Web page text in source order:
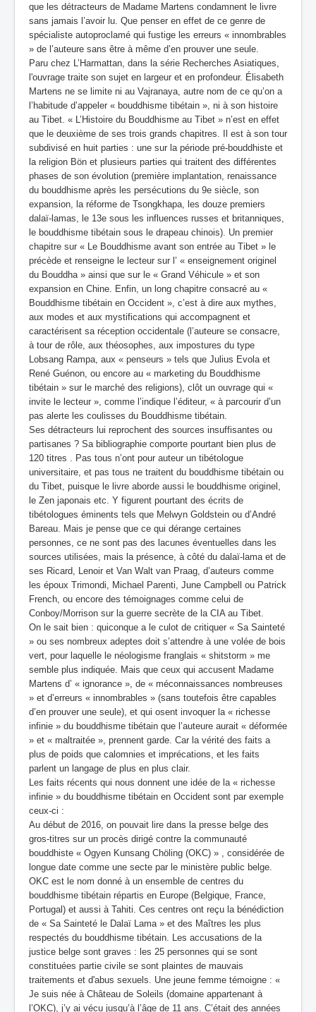
que les détracteurs de Madame Martens condamnent le livre
sans jamais l’avoir lu. Que penser en effet de ce genre de
spécialiste autoproclamé qui fustige les erreurs « innombrables
» de l’auteure sans être à même d’en prouver une seule.
Paru chez L’Harmattan, dans la série Recherches Asiatiques,
l'ouvrage traite son sujet en largeur et en profondeur. Élisabeth
Martens ne se limite ni au Vajranaya, autre nom de ce qu’on a
l’habitude d’appeler « bouddhisme tibétain », ni à son histoire
au Tibet. « L’Histoire du Bouddhisme au Tibet » n’est en effet
que le deuxième de ses trois grands chapitres. Il est à son tour
subdivisé en huit parties : une sur la période pré-bouddhiste et
la religion Bön et plusieurs parties qui traitent des différentes
phases de son évolution (première implantation, renaissance
du bouddhisme après les persécutions du 9e siècle, son
expansion, la réforme de Tsongkhapa, les douze premiers
dalaï-lamas, le 13e sous les influences russes et britanniques,
le bouddhisme tibétain sous le drapeau chinois). Un premier
chapitre sur « Le Bouddhisme avant son entrée au Tibet » le
précède et renseigne le lecteur sur l’ « enseignement originel
du Bouddha » ainsi que sur le « Grand Véhicule » et son
expansion en Chine. Enfin, un long chapitre consacré au «
Bouddhisme tibétain en Occident », c’est à dire aux mythes,
aux modes et aux mystifications qui accompagnent et
caractérisent sa réception occidentale (l’auteure se consacre,
à tour de rôle, aux théosophes, aux impostures du type
Lobsang Rampa, aux « penseurs » tels que Julius Evola et
René Guénon, ou encore au « marketing du Bouddhisme
tibétain » sur le marché des religions), clôt un ouvrage qui «
invite le lecteur », comme l’indique l’éditeur, « à parcourir d’un
pas alerte les coulisses du Bouddhisme tibétain.
Ses détracteurs lui reprochent des sources insuffisantes ou
partisanes ? Sa bibliographie comporte pourtant bien plus de
120 titres . Pas tous n’ont pour auteur un tibétologue
universitaire, et pas tous ne traitent du bouddhisme tibétain ou
du Tibet, puisque le livre aborde aussi le bouddhisme originel,
le Zen japonais etc. Y figurent pourtant des écrits de
tibétologues éminents tels que Melwyn Goldstein ou d’André
Bareau. Mais je pense que ce qui dérange certaines
personnes, ce ne sont pas des lacunes éventuelles dans les
sources utilisées, mais la présence, à côté du dalaï-lama et de
ses Ricard, Lenoir et Van Walt van Praag, d’auteurs comme
les époux Trimondi, Michael Parenti, June Campbell ou Patrick
French, ou encore des témoignages comme celui de
Conboy/Morrison sur la guerre secrète de la CIA au Tibet.
On le sait bien : quiconque a le culot de critiquer « Sa Sainteté
» ou ses nombreux adeptes doit s’attendre à une volée de bois
vert, pour laquelle le néologisme franglais « shitstorm » me
semble plus indiquée. Mais que ceux qui accusent Madame
Martens d’ « ignorance », de « méconnaissances nombreuses
» et d’erreurs « innombrables » (sans toutefois être capables
d’en prouver une seule), et qui osent invoquer la « richesse
infinie » du bouddhisme tibétain que l’auteure aurait « déformée
» et « maltraitée », prennent garde. Car la vérité des faits a
plus de poids que calomnies et imprécations, et les faits
parlent un langage de plus en plus clair.
Les faits récents qui nous donnent une idée de la « richesse
infinie » du bouddhisme tibétain en Occident sont par exemple
ceux-ci :
Au début de 2016, on pouvait lire dans la presse belge des
gros-titres sur un procès dirigé contre la communauté
bouddhiste « Ogyen Kunsang Chöling (OKC) » , considérée de
longue date comme une secte par le ministère public belge.
OKC est le nom donné à un ensemble de centres du
bouddhisme tibétain répartis en Europe (Belgique, France,
Portugal) et aussi à Tahiti. Ces centres ont reçu la bénédiction
de « Sa Sainteté le Dalaï Lama » et des Maîtres les plus
respectés du bouddhisme tibétain. Les accusations de la
justice belge sont graves : les 25 personnes qui se sont
constituées partie civile se sont plaintes de mauvais
traitements et d'abus sexuels. Une jeune femme témoigne : «
Je suis née à Château de Soleils (domaine appartenant à
l’OKC), j’y ai vécu jusqu’à l’âge de 11 ans. C’était des années